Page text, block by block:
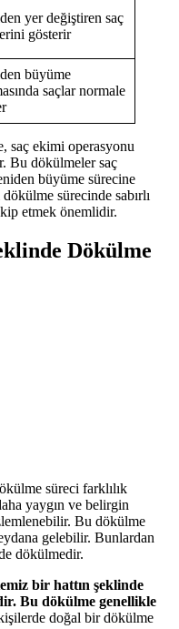
yer değiştiren saç
gösterir
büyüme
saçlar normale
saç ekimi operasyonu
Bu dökülmeler saç
büyüme sürecine
sürecinde sabırlı
etmek önemlidir.
Dökülme
süreci farklılık
yaygın ve belirgin
Bu dökülme
gelebilir. Bunlardan
dökülmedir.
bir hattın şeklinde
Bu dökülme genellikle
doğal bir dökülme